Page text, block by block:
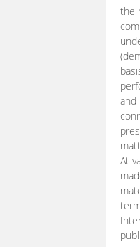
the
and
At